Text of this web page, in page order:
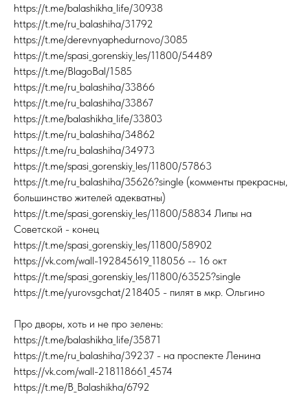
https://t.me/balashikha_life/30938
https://t.me/ru_balashiha/31792
https://t.me/derevnyaphedurnovo/3085
https://t.me/spasi_gorenskiy_les/11800/54489
https://t.me/BlagoBal/1585
https://t.me/ru_balashiha/33866
https://t.me/ru_balashiha/33867
https://t.me/balashikha_life/33803
https://t.me/ru_balashiha/34862
https://t.me/ru_balashiha/34973
https://t.me/spasi_gorenskiy_les/11800/57863
https://t.me/ru_balashiha/35626?single (комменты прекрасны,
большинство жителей адекватны)
https://t.me/spasi_gorenskiy_les/11800/58834 Липы на
Советской - конец
https://t.me/spasi_gorenskiy_les/11800/58902
https://vk.com/wall-192845619_118056 -- 16 окт
https://t.me/spasi_gorenskiy_les/11800/63525?single
https://t.me/yurovsgchat/218405 - пилят в мкр. Ольгино
Про дворы, хоть и не про зелень:
https://t.me/balashikha_life/35871
https://t.me/ru_balashiha/39237 - на проспекте Ленина
https://vk.com/wall-218118661_4574
https://t.me/B_Balashikha/6792